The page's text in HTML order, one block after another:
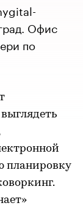
Офис
по
планировку